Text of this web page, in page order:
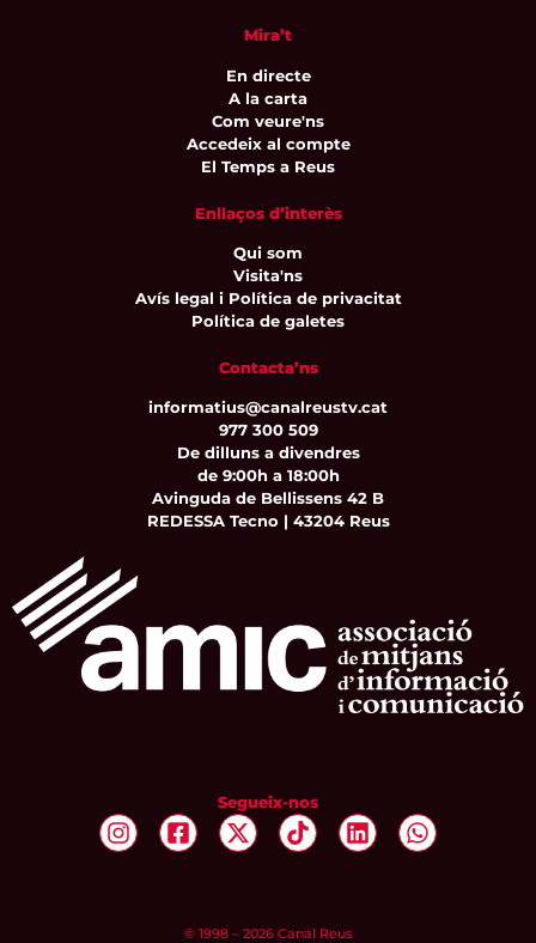
Mira’t
En directe
A la carta
Com veure'ns
Accedeix al compte
El Temps a Reus
Enllaços d’interès
Qui som
Visita'ns
Avís legal i Política de privacitat
Política de galetes
Contacta’ns
informatius@canalreustv.cat
977 300 509
De dilluns a divendres
de 9:00h a 18:00h
Avinguda de Bellissens 42 B
REDESSA Tecno | 43204 Reus
Segueix-nos
© 1998 – 2026 Canal Reus